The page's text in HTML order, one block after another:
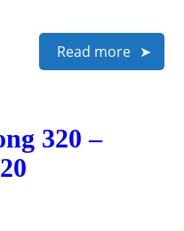
Read more
320 –